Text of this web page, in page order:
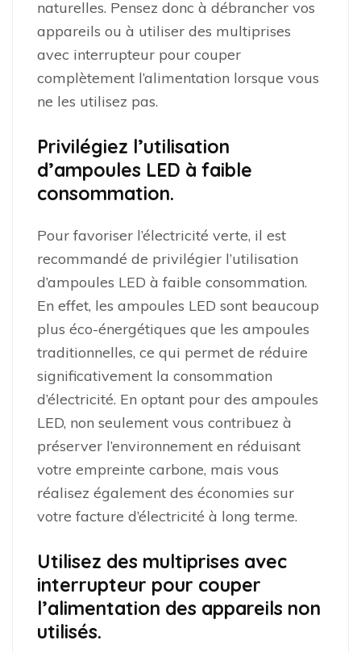
naturelles. Pensez donc à débrancher vos
appareils ou à utiliser des multiprises
avec interrupteur pour couper
complètement l’alimentation lorsque vous
ne les utilisez pas.
Privilégiez l’utilisation
d’ampoules LED à faible
consommation.
Pour favoriser l’électricité verte, il est
recommandé de privilégier l’utilisation
d’ampoules LED à faible consommation.
En effet, les ampoules LED sont beaucoup
plus éco-énergétiques que les ampoules
traditionnelles, ce qui permet de réduire
significativement la consommation
d’électricité. En optant pour des ampoules
LED, non seulement vous contribuez à
préserver l’environnement en réduisant
votre empreinte carbone, mais vous
réalisez également des économies sur
votre facture d’électricité à long terme.
Utilisez des multiprises avec
interrupteur pour couper
l’alimentation des appareils non
utilisés.